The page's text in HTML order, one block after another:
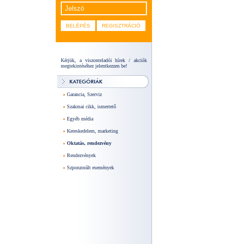
Kérjük, a viszonteladói hírek / akciók
megtekintéséhez jelentkezzen be!
Garancia, Szerviz
Szakmai cikk, ismertető
Egyéb média
Kereskedelem, marketing
Oktatás, rendezvény
Rendezvények
Szponzorált események